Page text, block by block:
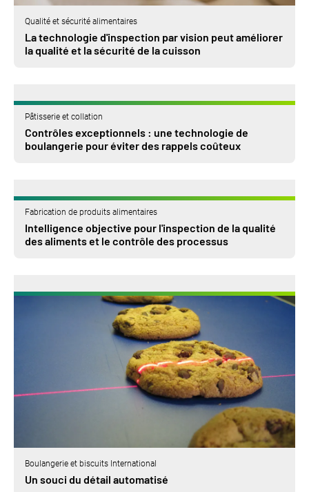
Qualité et sécurité alimentaires
La technologie d'inspection par vision peut améliorer
la qualité et la sécurité de la cuisson
Pâtisserie et collation
Contrôles exceptionnels : une technologie de
boulangerie pour éviter des rappels coûteux
Fabrication de produits alimentaires
Intelligence objective pour l'inspection de la qualité
des aliments et le contrôle des processus
Boulangerie et biscuits International
Un souci du détail automatisé